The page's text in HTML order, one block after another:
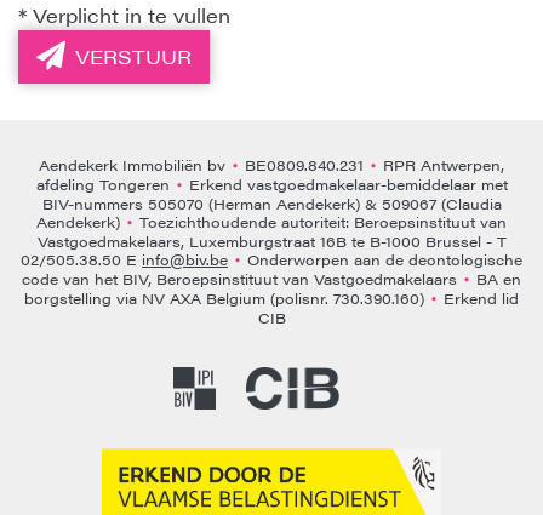
* Verplicht in te vullen
VERSTUUR
Aendekerk Immobiliën bv • BE0809.840.231 • RPR Antwerpen,
afdeling Tongeren • Erkend vastgoedmakelaar-bemiddelaar met
BIV-nummers 505070 (Herman Aendekerk) & 509067 (Claudia
Aendekerk) • Toezichthoudende autoriteit: Beroepsinstituut van
Vastgoedmakelaars, Luxemburgstraat 16B te B-1000 Brussel - T
02/505.38.50 E info@biv.be • Onderworpen aan de deontologische
code van het BIV, Beroepsinstituut van Vastgoedmakelaars • BA en
borgstelling via NV AXA Belgium (polisnr. 730.390.160) • Erkend lid
CIB